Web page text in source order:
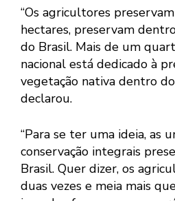
“Os agricultores
hectares, preservam
do Brasil. Mais de um
nacional está dedicado à
vegetação nativa dentro
declarou.
“Para se ter uma ideia, as
conservação integrais
Brasil. Quer dizer, os
duas vezes e meia mais